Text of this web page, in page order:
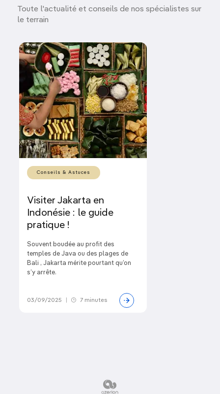
Toute l'actualité et conseils de nos spécialistes sur
le terrain
Conseils & Astuces
Visiter Jakarta en
Indonésie : le guide
pratique !
Souvent boudée au profit des
temples de Java ou des plages de
Bali , Jakarta mérite pourtant qu’on
s’y arrête.
03/09/2025 7 minutes